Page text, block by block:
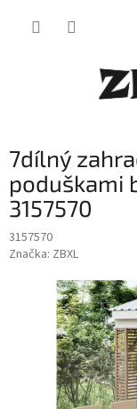
7dílný
poduškami
3157570
3157570
Značka: ZBXL